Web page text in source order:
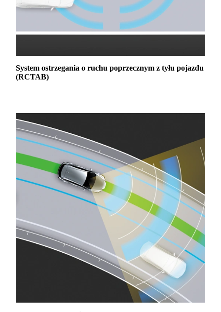
System ostrzegania o ruchu poprzecznym z tyłu pojazdu
(RCTAB)